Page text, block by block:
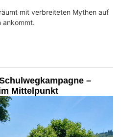
mit verbreiteten Mythen auf
ankommt.
–
Mittelpunkt